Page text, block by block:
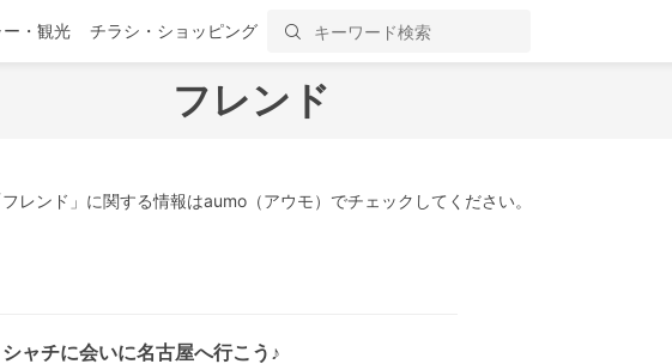
ー・観光 チラシ・ショッピング
フレンド
レンド」に関する情報はaumo（アウモ）でチェックしてください。
ャチに会いに名古屋へ行こう♪